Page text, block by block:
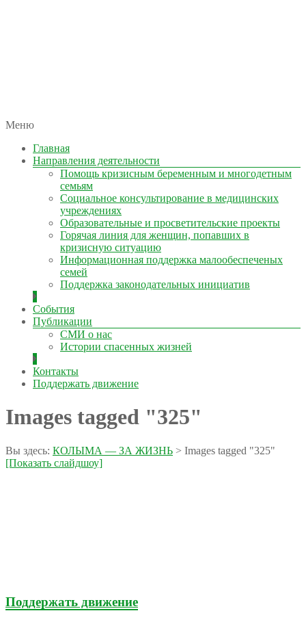
КОЛЫМА — ЗА ЖИЗНЬ
автономная некоммерческая организация
Меню
Главная
Направления деятельности
Помощь кризисным беременным и многодетным
семьям
Социальное консультирование в медицинских
учреждениях
Образовательные и просветительские проекты
Горячая линия для женщин, попавших в
кризисную ситуацию
Информационная поддержка малообеспеченых
семей
Поддержка законодательных инициатив
События
Публикации
СМИ о нас
Истории спасенных жизней
Контакты
Поддержать движение
Images tagged "325"
Вы здесь: КОЛЫМА — ЗА ЖИЗНЬ > Images tagged "325"
[Показать слайдшоу]
Поддержать движение